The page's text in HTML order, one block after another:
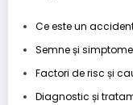
Ce este un
Semne și
Factori de risc și
Diagnostic și